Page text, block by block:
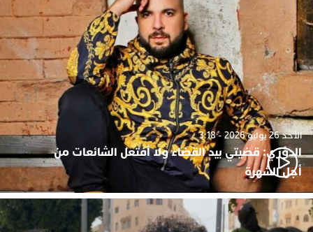
الأحد 26 يوليو 2026 - 3:18
الدوزي: قضيتي بيد القضاء ولا أفتعل الشائعات من
أجل الشهرة